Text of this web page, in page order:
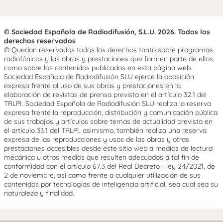
© Sociedad Española de Radiodifusión, S.L.U. 2026. Todos los
derechos reservados
© Quedan reservados todos los derechos tanto sobre programas
radiofónicos y las obras y prestaciones que formen parte de ellos,
como sobre los contenidos publicados en esta página web.
Sociedad Española de Radiodifusión SLU ejerce la oposición
expresa frente al uso de sus obras y prestaciones en la
elaboración de revistas de prensa prevista en el artículo 32.1 del
TRLPI. Sociedad Española de Radiodifusión SLU realiza la reserva
expresa frente la reproducción, distribución y comunicación pública
de sus trabajos y artículos sobre temas de actualidad prevista en
el artículo 33.1 del TRLPI, asimismo, también realiza una reserva
expresa de las reproducciones y usos de las obras y otras
prestaciones accesibles desde este sitio web a medios de lectura
mecánica u otros medios que resulten adecuados a tal fin de
conformidad con el artículo 67.3 del Real Decreto - ley 24/2021, de
2 de noviembre, así como frente a cualquier utilización de sus
contenidos por tecnologías de inteligencia artificial, sea cual sea su
naturaleza y finalidad.